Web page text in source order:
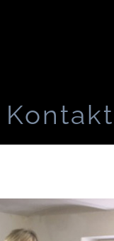
Kontakt